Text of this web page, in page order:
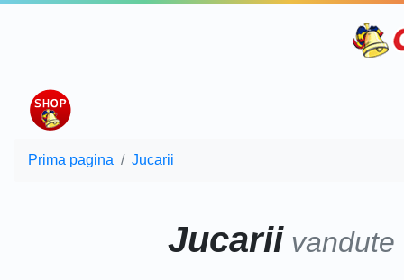
Prima pagina Jucarii
Jucarii